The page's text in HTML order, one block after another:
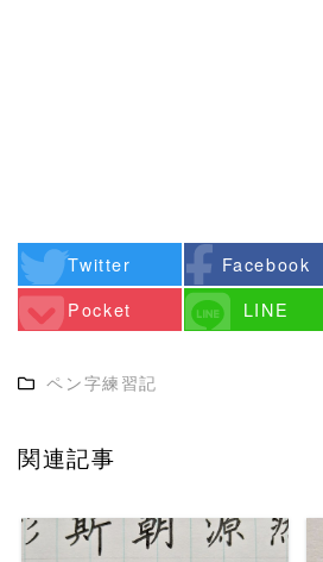
Twitter Facebook
Pocket
LINE
ペン字練習記
関連記事